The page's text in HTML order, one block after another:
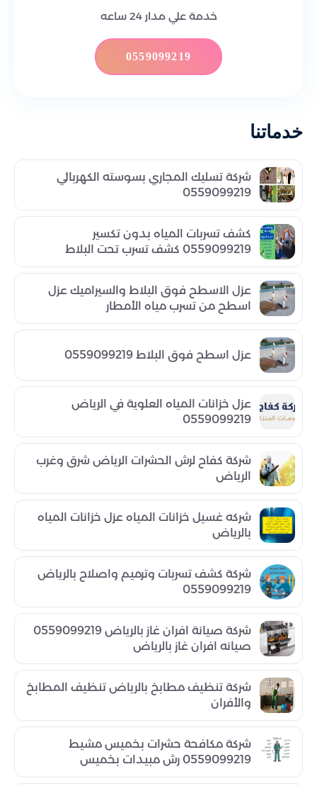
خدمة علي مدار 24 ساعه
0559099219
خدماتنا
شركة تسليك المجاري بسوسته الكهربائي
0559099219
كشف تسربات المياه بدون تكسير
0559099219 كشف تسرب تحت البلاط
عزل الاسطح فوق البلاط والسيراميك عزل
اسطح من تسرب مياه الأمطار
عزل اسطح فوق البلاط 0559099219
عزل خزانات المياه العلوية في الرياض
0559099219
شركة كفاح لرش الحشرات الرياض شرق وغرب
الرياض
شركه غسيل خزانات المياه عزل خزانات المياه
بالرياض
شركة كشف تسربات وترميم واصلاح بالرياض
0559099219
شركة صيانة افران غاز بالرياض 0559099219
صيانه افران غاز بالرياض
شركة تنظيف مطابخ بالرياض تنظيف المطابخ
والأفران
شركة مكافحة حشرات بخميس مشيط
0559099219 رش مبيدات بخميس